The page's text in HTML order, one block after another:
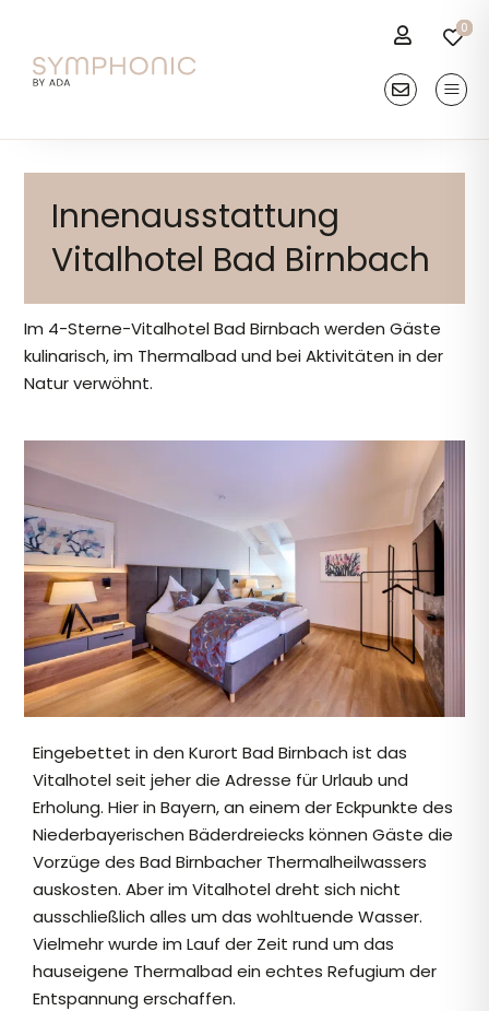
content
0
0
0
0
0
Produkte
Beiträge & News
Inspiration
Innenausstattung
Vitalhotel Bad Birnbach
Im 4-Sterne-Vitalhotel Bad Birnbach werden Gäste
kulinarisch, im Thermalbad und bei Aktivitäten in der
Natur verwöhnt.
Eingebettet in den Kurort Bad Birnbach ist das
Vitalhotel seit jeher die Adresse für Urlaub und
Erholung. Hier in Bayern, an einem der Eckpunkte des
Niederbayerischen Bäderdreiecks können Gäste die
Vorzüge des Bad Birnbacher Thermalheilwassers
auskosten. Aber im Vitalhotel dreht sich nicht
ausschließlich alles um das wohltuende Wasser.
Vielmehr wurde im Lauf der Zeit rund um das
hauseigene Thermalbad ein echtes Refugium der
Entspannung erschaffen.